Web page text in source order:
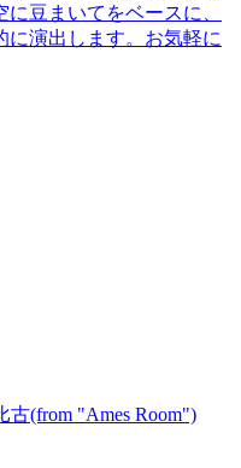
豆まいてをベースに、
に演出します。お気軽に
(from "Ames Room")